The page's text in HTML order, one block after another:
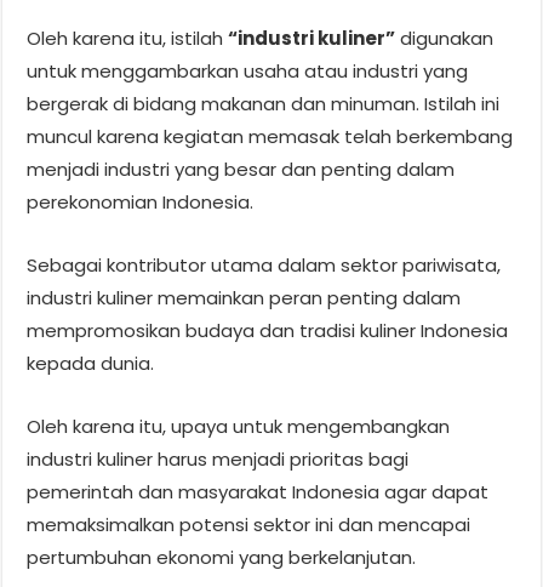
Oleh karena itu, istilah“industri kuliner”digunakan
untuk menggambarkan usaha atau industri yang
bergerak di bidang makanan dan minuman. Istilah ini
muncul karena kegiatan memasak telah berkembang
menjadi industri yang besar dan penting dalam
perekonomian Indonesia.
Sebagai kontributor utama dalam sektor pariwisata,
industri kuliner memainkan peran penting dalam
mempromosikan budaya dan tradisi kuliner Indonesia
kepada dunia.
Oleh karena itu, upaya untuk mengembangkan
industri kuliner harus menjadi prioritas bagi
pemerintah dan masyarakat Indonesia agar dapat
memaksimalkan potensi sektor ini dan mencapai
pertumbuhan ekonomi yang berkelanjutan.